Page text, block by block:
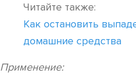
Читайте также:
Как остановить
домашние средства
Применение: